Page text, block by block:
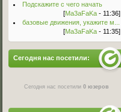
Подскажите с чего начать
[Ma3aFaKa - 11:36]
базовые движения, укажите м...
[Ma3aFaKa - 11:35]
Сегодня нас посетили:
Сегодня нас посетили0 юзеров